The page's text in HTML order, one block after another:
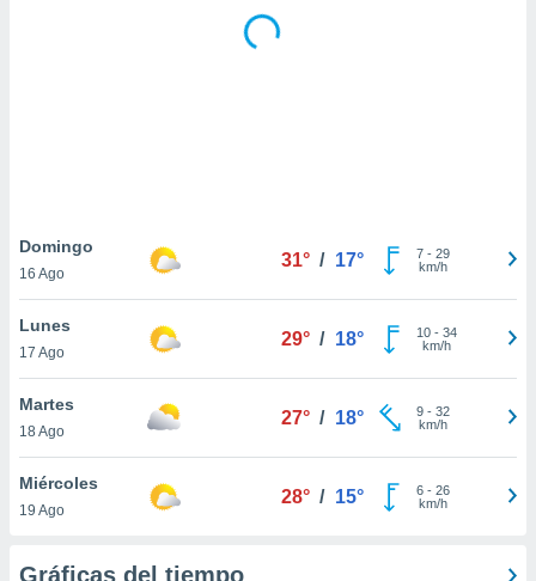
similares
como
sitio
de
traten tus
en
interés
su
Domingo
16 Ago
31° / 17° 7- 29
km/h
Lunes
17 Ago
29° / 18° 10- 34
km/h
Martes
18 Ago
27° / 18° 9- 32
km/h
Miércoles
19 Ago
28° / 15° 6- 26
km/h
Gráficas del tiempo